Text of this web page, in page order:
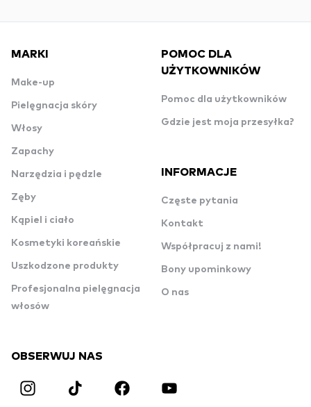
MARKI
Make-up
Pielęgnacja skóry
Włosy
Zapachy
Narzędzia i pędzle
Zęby
Kąpiel i ciało
Kosmetyki koreańskie
Uszkodzone produkty
Profesjonalna pielęgnacja
włosów
POMOC DLA
UŻYTKOWNIKÓW
Pomoc dla użytkowników
Gdzie jest moja przesyłka?
INFORMACJE
Częste pytania
Kontakt
Współpracuj z nami!
Bony upominkowy
O nas
OBSERWUJ NAS